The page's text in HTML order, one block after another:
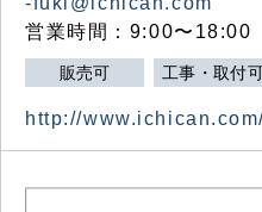
営業時間：9:00〜18:00
販売可 工事・取付
http://